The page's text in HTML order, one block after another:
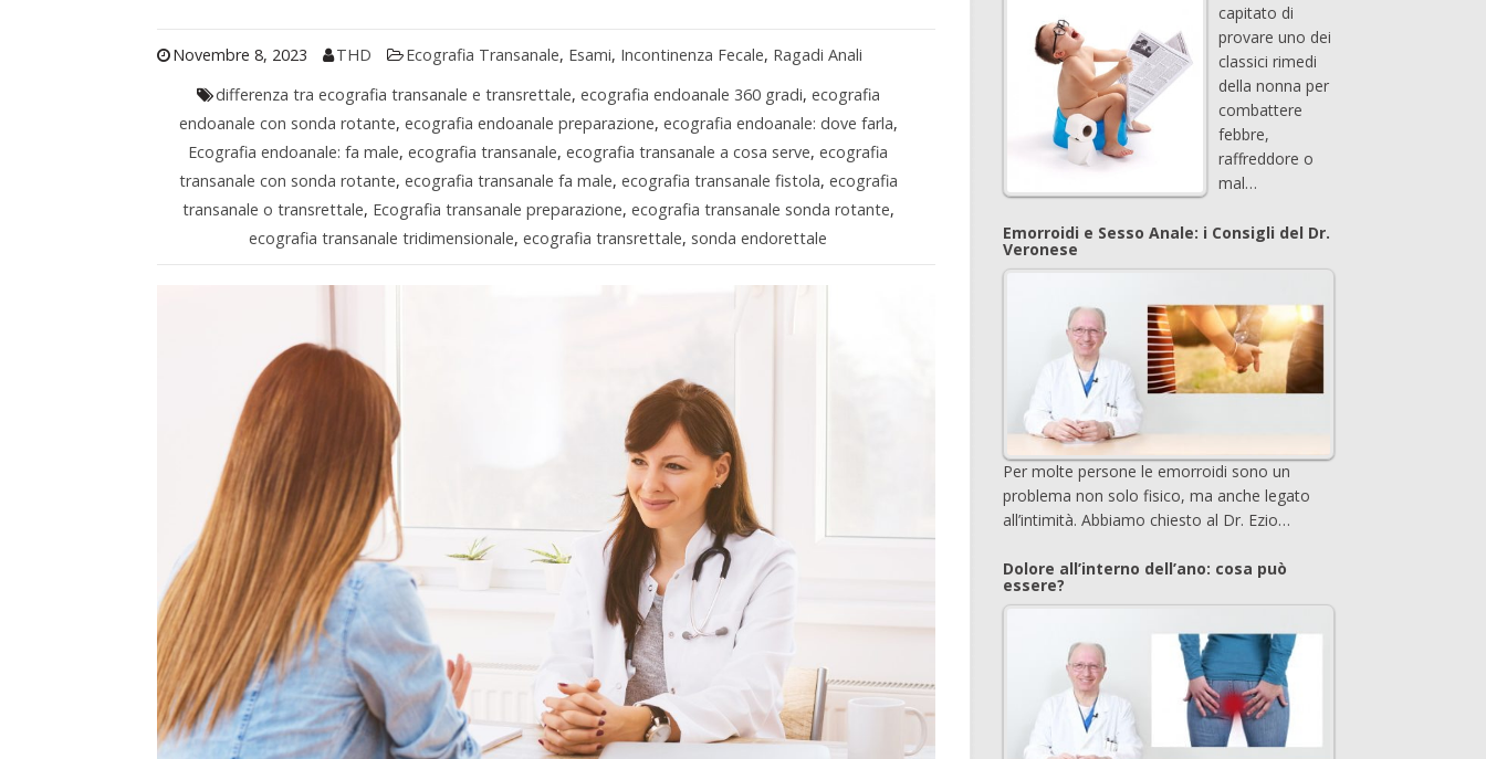
Novembre 8, 2023 THD Ecografia Transanale, Esami, Incontinenza Fecale, Ragadi Anali
differenza tra ecografia transanale e transrettale, ecografia endoanale 360 gradi, ecografia
endoanale con sonda rotante, ecografia endoanale preparazione, ecografia endoanale: dove farla,
Ecografia endoanale: fa male,ecografia transanale,ecografia transanale a cosa serve,ecografia
transanale con sonda rotante, ecografia transanale fa male, ecografia transanale fistola, ecografia
transanale o transrettale, Ecografia transanale preparazione, ecografia transanale sonda rotante,
ecografia transanale tridimensionale,ecografia transrettale, sonda endorettale
capitato di
provare uno dei
classici rimedi
della nonna per
combattere
febbre,
raffreddore o
mal…
Emorroidi e Sesso Anale: i Consigli del Dr.
Veronese
Per molte persone le emorroidi sono un
problema non solo fisico, ma anche legato
all’intimità. Abbiamo chiesto al Dr. Ezio…
Dolore all’interno dell’ano: cosa può
essere?